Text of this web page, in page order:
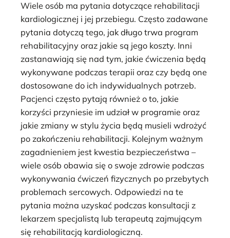
Wiele osób ma pytania dotyczące rehabilitacji
kardiologicznej i jej przebiegu. Często zadawane
pytania dotyczą tego, jak długo trwa program
rehabilitacyjny oraz jakie są jego koszty. Inni
zastanawiają się nad tym, jakie ćwiczenia będą
wykonywane podczas terapii oraz czy będą one
dostosowane do ich indywidualnych potrzeb.
Pacjenci często pytają również o to, jakie
korzyści przyniesie im udział w programie oraz
jakie zmiany w stylu życia będą musieli wdrożyć
po zakończeniu rehabilitacji. Kolejnym ważnym
zagadnieniem jest kwestia bezpieczeństwa –
wiele osób obawia się o swoje zdrowie podczas
wykonywania ćwiczeń fizycznych po przebytych
problemach sercowych. Odpowiedzi na te
pytania można uzyskać podczas konsultacji z
lekarzem specjalistą lub terapeutą zajmującym
się rehabilitacją kardiologiczną.